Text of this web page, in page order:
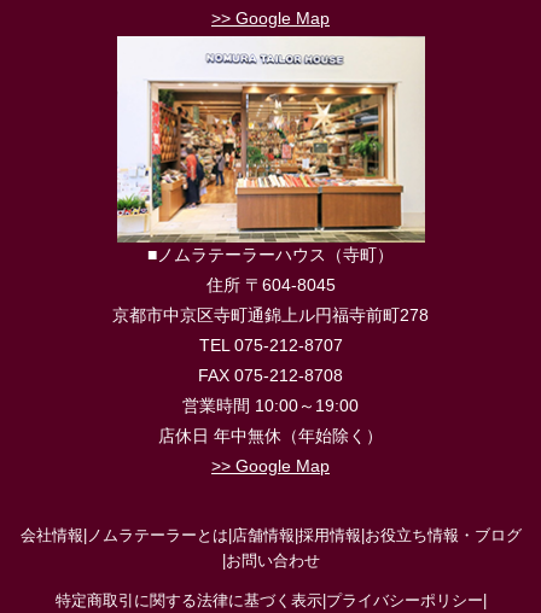
>> Google Map
■ノムラテーラーハウス（寺町）
住所 〒604-8045
京都市中京区寺町通錦上ル円福寺前町278
TEL 075-212-8707
FAX 075-212-8708
営業時間 10:00～19:00
店休日 年中無休（年始除く）
>> Google Map
会社情報 ノムラテーラーとは 店舗情報 採用情報 お役立ち情報・ブログ
お問い合わせ
特定商取引に関する法律に基づく表示| プライバシーポリシー